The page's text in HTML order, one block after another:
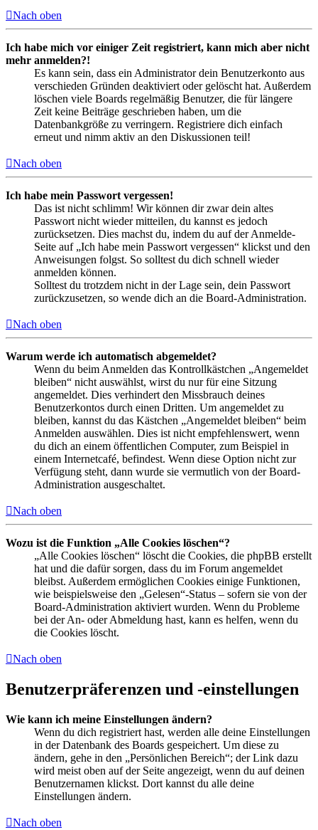
Nach oben
Ich habe mich vor einiger Zeit registriert, kann mich aber nicht
mehr anmelden?!
Es kann sein, dass ein Administrator dein Benutzerkonto aus
verschieden Gründen deaktiviert oder gelöscht hat. Außerdem
löschen viele Boards regelmäßig Benutzer, die für längere
Zeit keine Beiträge geschrieben haben, um die
Datenbankgröße zu verringern. Registriere dich einfach
erneut und nimm aktiv an den Diskussionen teil!
Nach oben
Ich habe mein Passwort vergessen!
Das ist nicht schlimm! Wir können dir zwar dein altes
Passwort nicht wieder mitteilen, du kannst es jedoch
zurücksetzen. Dies machst du, indem du auf der Anmelde-
Seite auf „Ich habe mein Passwort vergessen“ klickst und den
Anweisungen folgst. So solltest du dich schnell wieder
anmelden können.
Solltest du trotzdem nicht in der Lage sein, dein Passwort
zurückzusetzen, so wende dich an die Board-Administration.
Nach oben
Warum werde ich automatisch abgemeldet?
Wenn du beim Anmelden das Kontrollkästchen „Angemeldet
bleiben“ nicht auswählst, wirst du nur für eine Sitzung
angemeldet. Dies verhindert den Missbrauch deines
Benutzerkontos durch einen Dritten. Um angemeldet zu
bleiben, kannst du das Kästchen „Angemeldet bleiben“ beim
Anmelden auswählen. Dies ist nicht empfehlenswert, wenn
du dich an einem öffentlichen Computer, zum Beispiel in
einem Internetcafé, befindest. Wenn diese Option nicht zur
Verfügung steht, dann wurde sie vermutlich von der Board-
Administration ausgeschaltet.
Nach oben
Wozu ist die Funktion „Alle Cookies löschen“?
„Alle Cookies löschen“ löscht die Cookies, die phpBB erstellt
hat und die dafür sorgen, dass du im Forum angemeldet
bleibst. Außerdem ermöglichen Cookies einige Funktionen,
wie beispielsweise den „Gelesen“-Status – sofern sie von der
Board-Administration aktiviert wurden. Wenn du Probleme
bei der An- oder Abmeldung hast, kann es helfen, wenn du
die Cookies löscht.
Nach oben
Benutzerpräferenzen und -einstellungen
Wie kann ich meine Einstellungen ändern?
Wenn du dich registriert hast, werden alle deine Einstellungen
in der Datenbank des Boards gespeichert. Um diese zu
ändern, gehe in den „Persönlichen Bereich“; der Link dazu
wird meist oben auf der Seite angezeigt, wenn du auf deinen
Benutzernamen klickst. Dort kannst du alle deine
Einstellungen ändern.
Nach oben